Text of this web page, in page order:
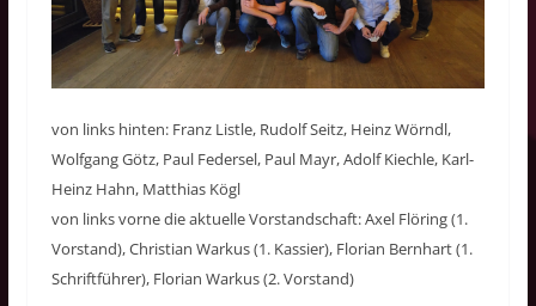
von links hinten: Franz Listle, Rudolf Seitz, Heinz Wörndl,
Wolfgang Götz, Paul Federsel, Paul Mayr, Adolf Kiechle, Karl-
Heinz Hahn, Matthias Kögl
von links vorne die aktuelle Vorstandschaft: Axel Flöring (1.
Vorstand), Christian Warkus (1. Kassier), Florian Bernhart (1.
Schriftführer), Florian Warkus (2. Vorstand)